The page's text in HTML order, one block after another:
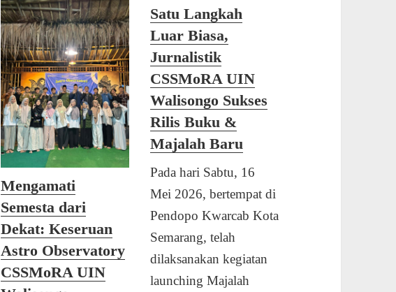
Mengamati
Semesta dari
Dekat: Keseruan
Astro Observatory
CSSMoRA UIN
Satu Langkah
Luar Biasa,
Jurnalistik
CSSMoRA UIN
Walisongo Sukses
Rilis Buku &
Majalah Baru
Pada hari Sabtu, 16
Mei 2026, bertempat di
Pendopo Kwarcab Kota
Semarang, telah
dilaksanakan kegiatan
launching Majalah